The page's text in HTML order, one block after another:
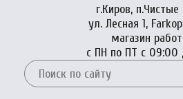
г.Киров,
ул. Лесная 1,
магазин
с ПН по ПТ с 09:00